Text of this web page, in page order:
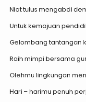
Niat tulus mengabdi
Untuk kemajuan
Gelombang tantangan
Raih mimpi bersama
Olehmu lingkungan
Hari – harimu penuh